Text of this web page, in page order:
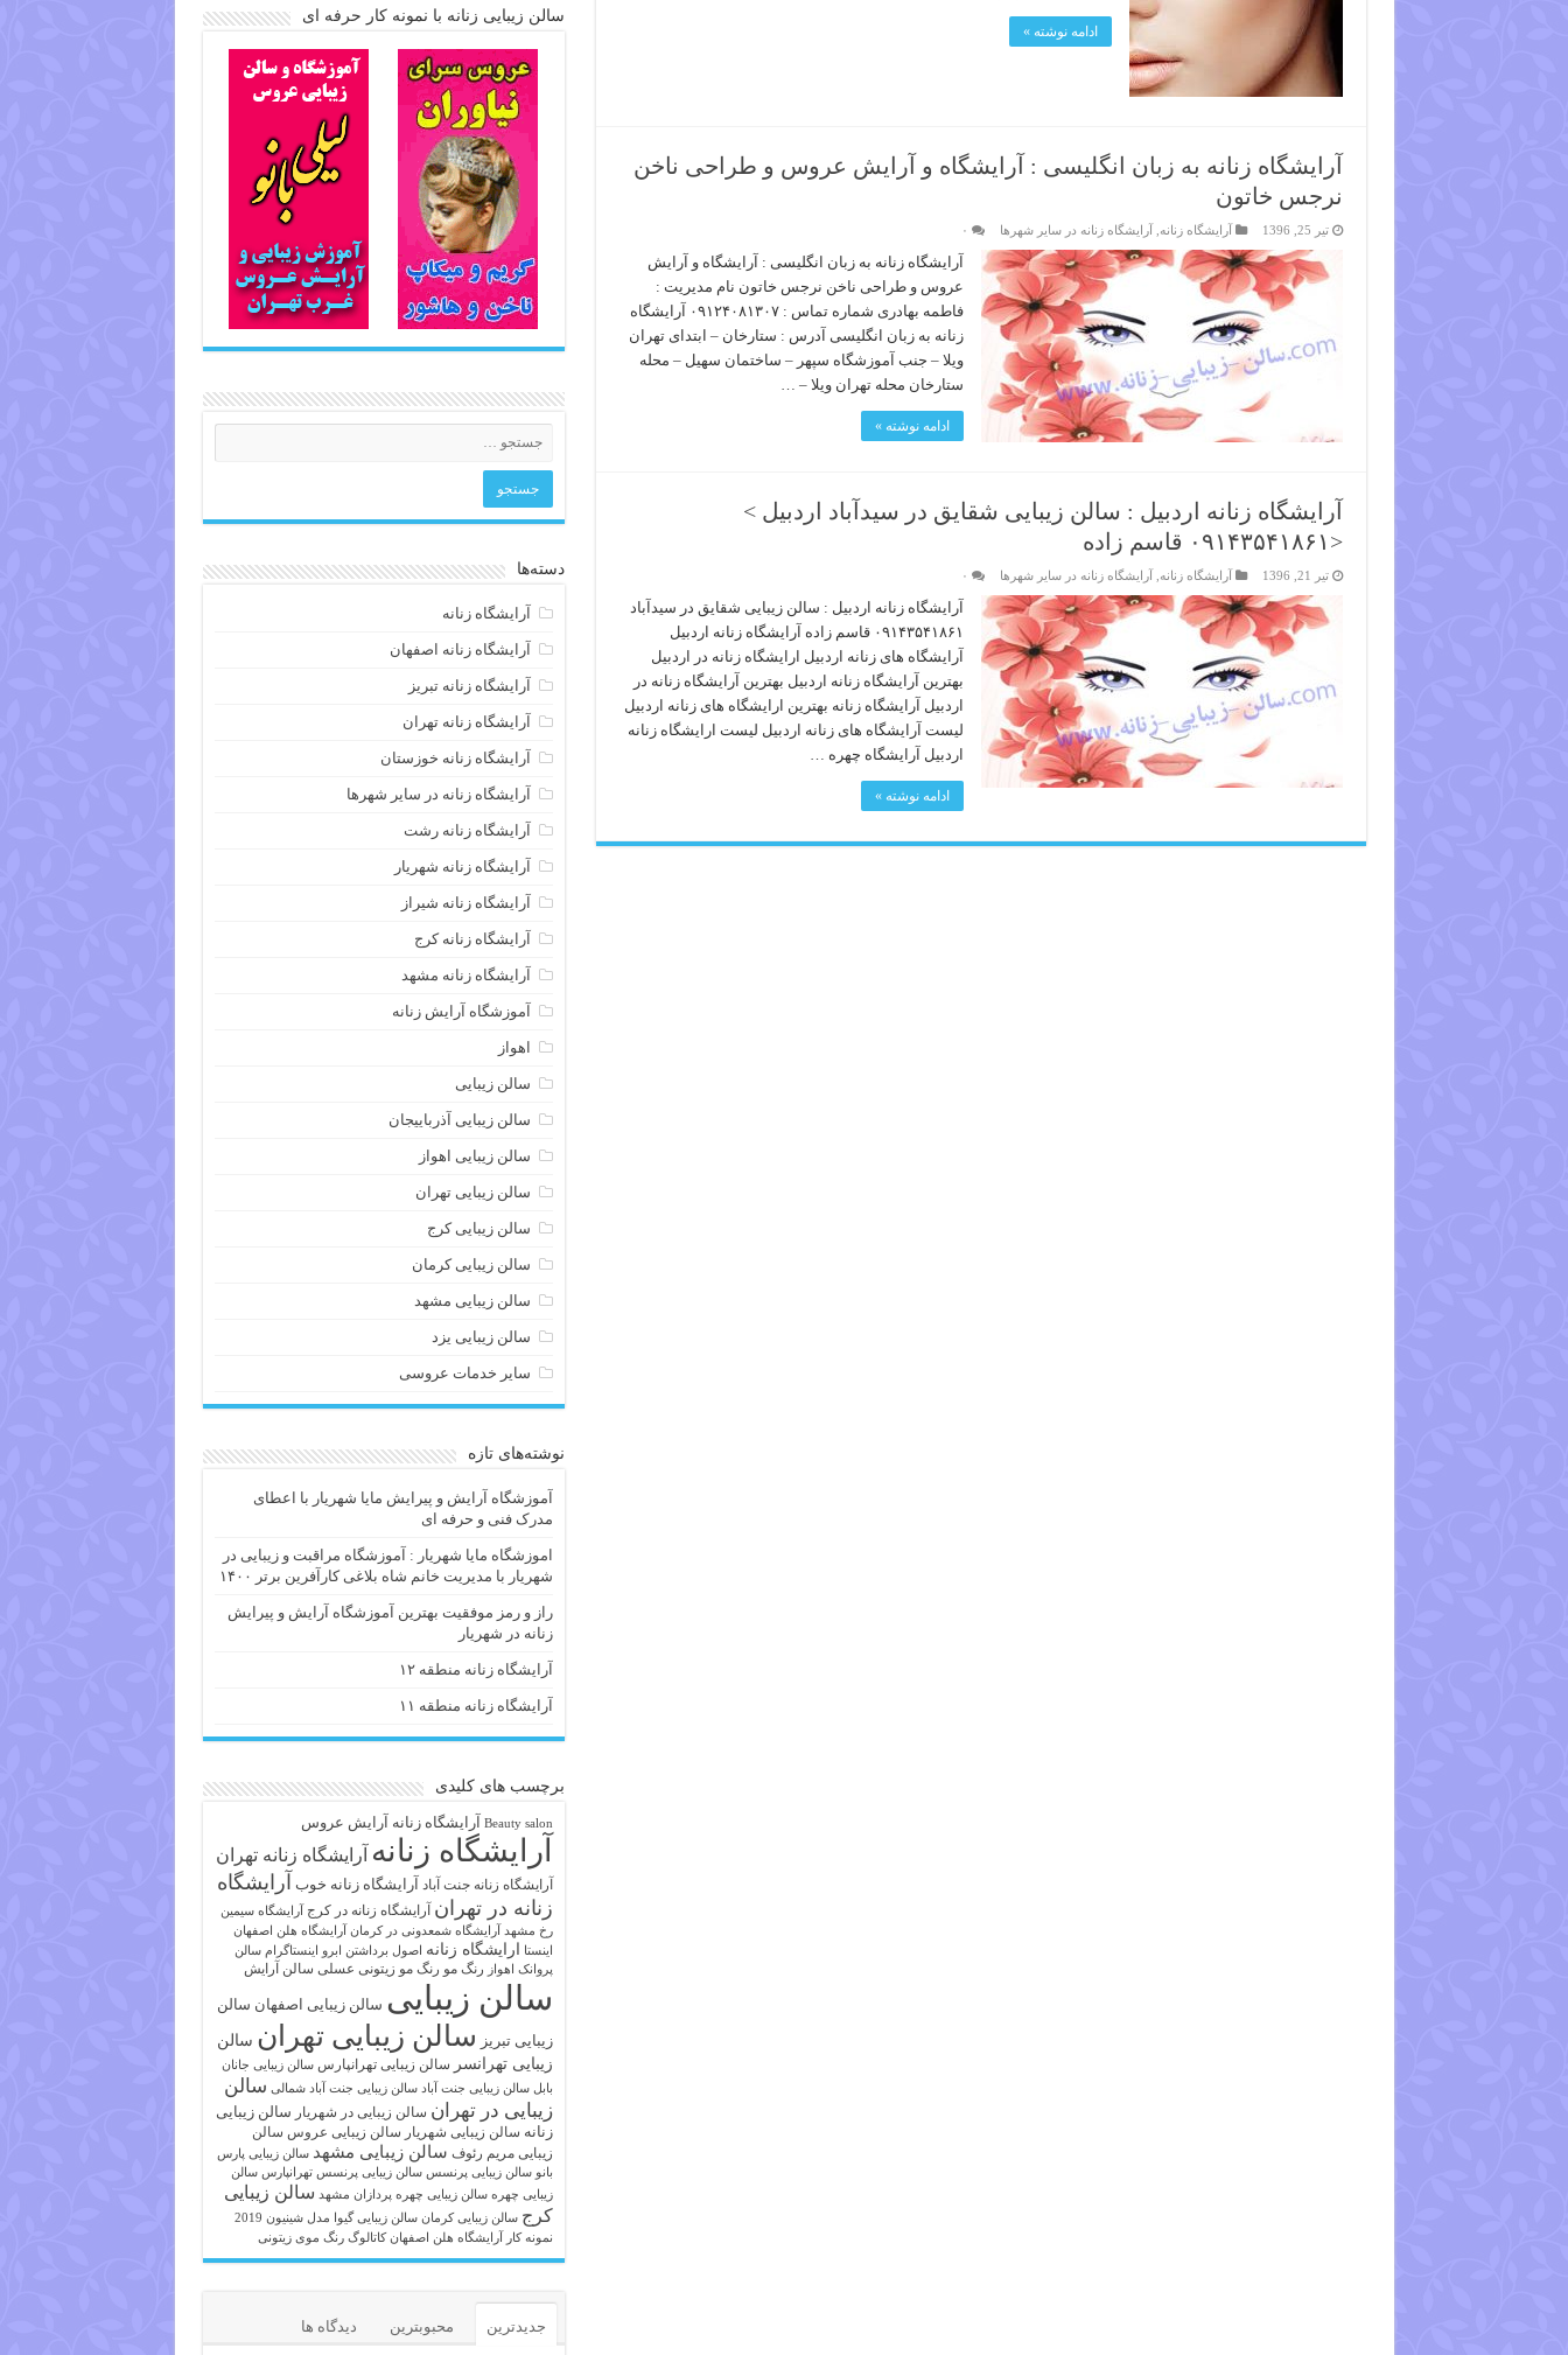
ادامه نوشته »
آرایشگاه زنانه به زبان انگلیسی : آرایشگاه و آرایش عروس و طراحی ناخن
نرجس خاتون
تیر 25, 1396 آرایشگاه زنانه ,آرایشگاه زنانه در سایر شهرها ۰
آرایشگاه زنانه به زبان انگلیسی : آرایشگاه و آرایش
عروس و طراحی ناخن نرجس خاتون نام مدیریت :
فاطمه بهادری شماره تماس : ۰۹۱۲۴۰۸۱۳۰۷ آرایشگاه
زنانه به زبان انگلیسی آدرس : ستارخان – ابتدای تهران
ویلا – جنب آموزشگاه سپهر – ساختمان سهیل – محله
ستارخان محله تهران ویلا – …
ادامه نوشته »
آرایشگاه زنانه اردبیل : سالن زیبایی شقایق در سیدآباد اردبیل >
<۰۹۱۴۳۵۴۱۸۶۱ قاسم زاده
تیر 21, 1396 آرایشگاه زنانه ,آرایشگاه زنانه در سایر شهرها ۰
آرایشگاه زنانه اردبیل : سالن زیبایی شقایق در سیدآباد
۰۹۱۴۳۵۴۱۸۶۱ قاسم زاده آرایشگاه زنانه اردبیل
آرایشگاه های زنانه اردبیل ارایشگاه زنانه در اردبیل
بهترین آرایشگاه زنانه اردبیل بهترین آرایشگاه زنانه در
اردبیل آرایشگاه زنانه بهترین ارایشگاه های زنانه اردبیل
لیست آرایشگاه های زنانه اردبیل لیست ارایشگاه زنانه
اردبیل آرایشگاه چهره …
ادامه نوشته »
سالن زیبایی زنانه با نمونه کار حرفه ای
دسته‌ها
آرایشگاه زنانه
آرایشگاه زنانه اصفهان
آرایشگاه زنانه تبریز
آرایشگاه زنانه تهران
آرایشگاه زنانه خوزستان
آرایشگاه زنانه در سایر شهرها
آرایشگاه زنانه رشت
آرایشگاه زنانه شهریار
آرایشگاه زنانه شیراز
آرایشگاه زنانه کرج
آرایشگاه زنانه مشهد
آموزشگاه آرایش زنانه
اهواز
سالن زیبایی
سالن زیبایی آذرباییجان
سالن زیبایی اهواز
سالن زیبایی تهران
سالن زیبایی کرج
سالن زیبایی کرمان
سالن زیبایی مشهد
سالن زیبایی یزد
سایر خدمات عروسی
نوشته‌های تازه
آموزشگاه آرایش و پیرایش مایا شهریار با اعطای
مدرک فنی و حرفه ای
اموزشگاه مایا شهریار : آموزشگاه مراقبت و زیبایی در
شهریار با مدیریت خانم شاه بلاغی کارآفرین برتر ۱۴۰۰
راز و رمز موفقیت بهترین آموزشگاه آرایش و پیرایش
زنانه در شهریار
آرایشگاه زنانه منطقه ۱۲
آرایشگاه زنانه منطقه ۱۱
برچسب های کلیدی
Beauty salon آرايشگاه زنانه آرایش عروس
آرایشگاه زنانه آرایشگاه زنانه تهران
آرایشگاه زنانه جنت آباد آرایشگاه زنانه خوب آرایشگاه
زنانه در تهران آرایشگاه زنانه در کرج
آرایشگاه سیمین
رخ مشهد
آرایشگاه شمعدونی در کرمان آرایشگاه هلن اصفهان
اینستا ارایشگاه زنانه اصول برداشتن ابرو
اینستاگرام سالن
پروانک اهواز
رنگ مو رنگ مو زیتونی عسلی سالن آرایش
سالن زیبایی سالن زیبایی اصفهان سالن
زیبایی تبریز سالن زیبایی تهران سالن
زیبایی تهرانسر سالن زیبایی تهرانپارس سالن زیبایی جانان
بابل سالن زیبایی جنت آباد سالن زیبایی جنت آباد شمالی سالن
زیبایی در تهران سالن زیبایی در شهریار سالن زیبایی
زنانه سالن زیبایی شهریار سالن زیبایی عروس سالن
زیبایی مریم رئوف سالن زیبایی مشهد سالن زیبایی پارس
بانو سالن زیبایی پرنسس سالن زیبایی پرنسس تهرانپارس سالن
زیبایی چهره سالن زیبایی چهره پردازان مشهد سالن زیبایی
کرج سالن زیبایی کرمان سالن زیبایی گیوا
مدل شینیون 2019
نمونه کار آرایشگاه هلن اصفهان کاتالوگ رنگ موی زیتونی
جدیدترین محبوبترین دیدگاه ها